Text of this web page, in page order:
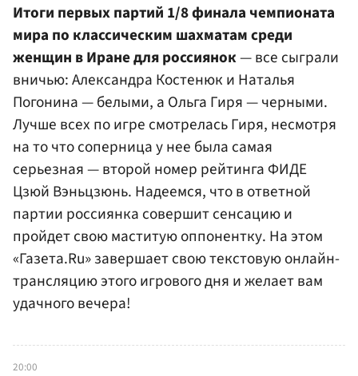
Итоги первых партий 1/8 финала чемпионата
мира по классическим шахматам среди
женщин в Иране для россиянок— все сыграли
вничью: Александра Костенюк и Наталья
Погонина — белыми, а Ольга Гиря — черными.
Лучше всех по игре смотрелась Гиря, несмотря
на то что соперница у нее была самая
серьезная — второй номер рейтинга ФИДЕ
Цзюй Вэньцзюнь. Надеемся, что в ответной
партии россиянка совершит сенсацию и
пройдет свою маститую оппонентку. На этом
«Газета.Ru» завершает свою текстовую онлайн-
трансляцию этого игрового дня и желает вам
удачного вечера!
20:00